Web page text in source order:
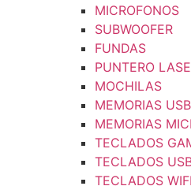
MICROFONOS
SUBWOOFER
FUNDAS
PUNTERO
MOCHILAS
MEMORIAS USB
MEMORIAS
TECLADOS
TECLADOS
TECLADOS WIFI